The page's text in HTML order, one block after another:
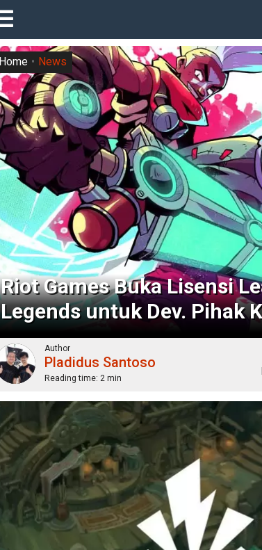
Riot Games Buka Lisensi
Legends untuk Dev. Pihak
Home News
Author
Pladidus Santoso
Reading time: 2 min